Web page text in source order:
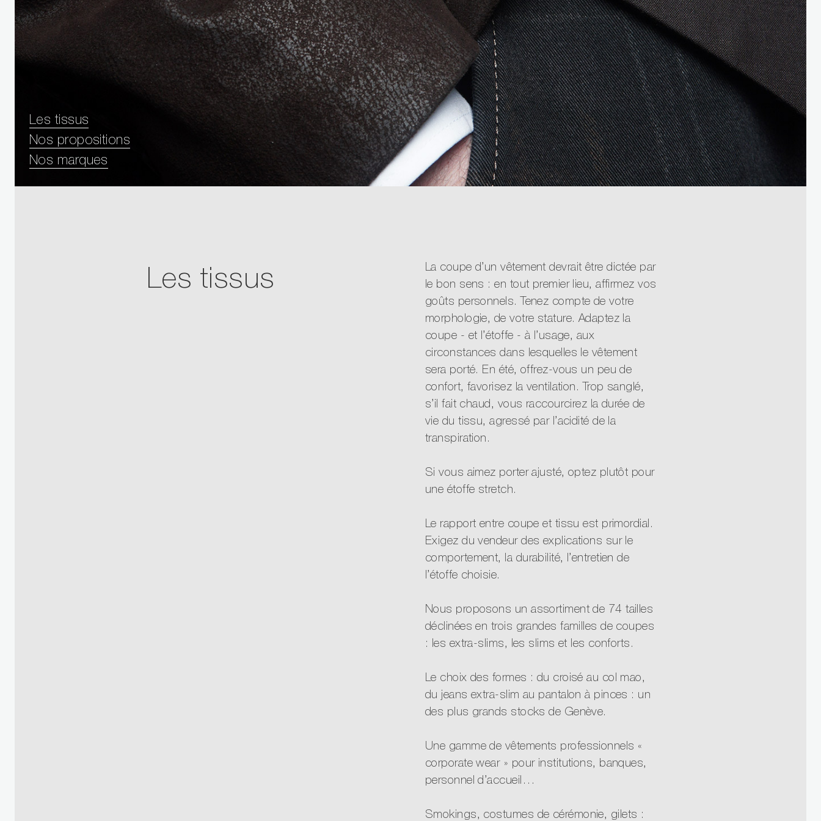
Les tissus
Nos propositions
Nos marques
Les tissus
La coupe d’un vêtement devrait être dictée par
le bon sens : en tout premier lieu, affirmez vos
goûts personnels. Tenez compte de votre
morphologie, de votre stature. Adaptez la
coupe - et l’étoffe - à l’usage, aux
circonstances dans lesquelles le vêtement
sera porté. En été, offrez-vous un peu de
confort, favorisez la ventilation. Trop sanglé,
s’il fait chaud, vous raccourcirez la durée de
vie du tissu, agressé par l’acidité de la
transpiration.
Si vous aimez porter ajusté, optez plutôt pour
une étoffe stretch.
Le rapport entre coupe et tissu est primordial.
Exigez du vendeur des explications sur le
comportement, la durabilité, l’entretien de
l’étoffe choisie.
Nous proposons un assortiment de 74 tailles
déclinées en trois grandes familles de coupes
: les extra-slims, les slims et les conforts.
Le choix des formes : du croisé au col mao,
du jeans extra-slim au pantalon à pinces : un
des plus grands stocks de Genève.
Une gamme de vêtements professionnels «
corporate wear » pour institutions, banques,
personnel d’accueil…
Smokings, costumes de cérémonie, gilets :